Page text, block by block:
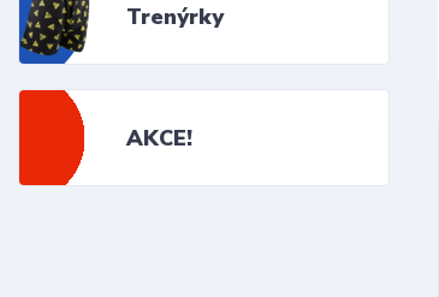
Trenýrky
AKCE!